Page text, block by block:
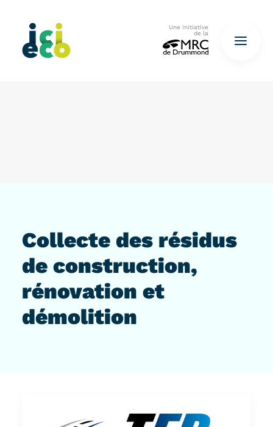
Une initiative
de la
Collecte des résidus
de construction,
rénovation et
démolition